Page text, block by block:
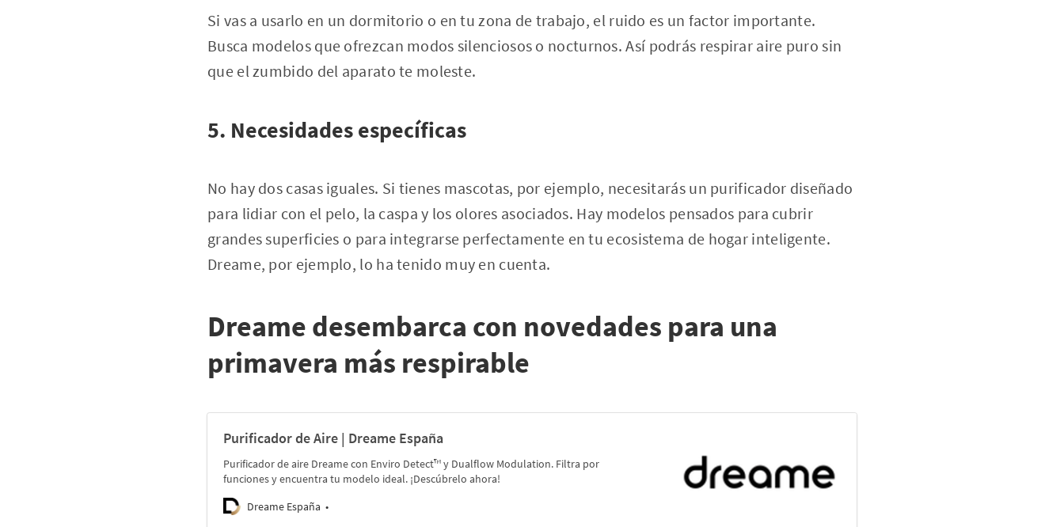
Si vas a usarlo en un dormitorio o en tu zona de trabajo, el ruido es un factor importante.
Busca modelos que ofrezcan modos silenciosos o nocturnos. Así podrás respirar aire puro sin
que el zumbido del aparato te moleste.
5. Necesidades específicas
No hay dos casas iguales. Si tienes mascotas, por ejemplo, necesitarás un purificador diseñado
para lidiar con el pelo, la caspa y los olores asociados. Hay modelos pensados para cubrir
grandes superficies o para integrarse perfectamente en tu ecosistema de hogar inteligente.
Dreame, por ejemplo, lo ha tenido muy en cuenta.
Dreame desembarca con novedades para una
primavera más respirable
Purificador de Aire | Dreame España
Purificador de aire Dreame con Enviro Detect™ y Dualflow Modulation. Filtra por
funciones y encuentra tu modelo ideal. ¡Descúbrelo ahora!
Dreame España